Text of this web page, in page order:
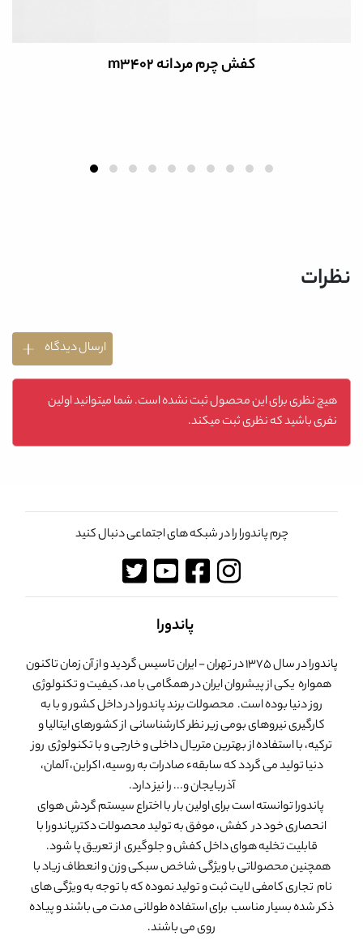
کفش چرم مردانه m3402
نظرات
ارسال دیدگاه
هیچ نظری برای این محصول ثبت نشده است. شما میتوانید اولین
نفری باشید که نظری ثبت میکند.
چرم پاندورا را در شبکه های اجتماعی دنبال کنید
پاندورا
پاندورا در سال 1375 در تهران - ایران تاسیس گردید و از آن زمان تاکنون
همواره یکی از پیشروان ایران در همگامی با مد، کیفیت و تکنولوژی
روز دنیا بوده است. محصولات برند پاندورا در داخل کشور و با به
کارگیری نیروهای بومی زیر نظر کارشناسانی از کشورهای ایتالیا و
ترکیه، با استفاده از بهترین متریال داخلی و خارجی و با تکنولوژی روز
دنیا تولید می گردد که سابقهء صادرات به روسیه، اکراین، آلمان،
آذربایجان و... را نیز دارد.
پاندورا توانسته است برای اولین بار با اختراع سیستم گردش هوای
انحصاری خود در کفش، موفق به تولید محصولات دکترپاندورا با
قابلیت تخلیه هوای داخل کفش و جلوگیری از تعریق پا شود.
همچنین محصولاتی با ویژگی شاخص سبکی وزن و انعطاف زیاد با
نام تجاری کامفی لایت ثبت و تولید نموده که با توجه به ویژگی های
ذکر شده بسیار مناسب برای استفاده طولانی مدت می باشند و پیاده
روی می باشند.